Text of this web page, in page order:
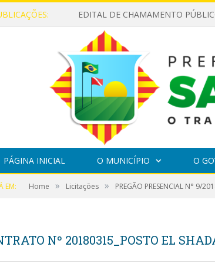
PÁGINA INICIAL O MUNICÍPIO O
EM: Home » Licitações » PREGÃO PRESENCIAL N° 9/
Nº 20180315_POSTO EL